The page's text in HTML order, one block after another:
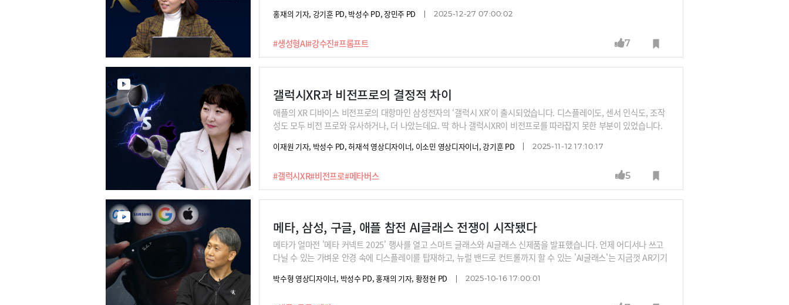
#생성형AI#강수진#프롬프트
것들을 전부 AI가 알아서 해줍니다. 업무 활용도도 매우 높아졌죠.그런데 여기서 만족하면 안 되겠죠. 프롬프팅을 잘 해
반인 수준에서 나노바나나프로를 스마트하게 쓸 수 있는 방법을 쉽게 알려드립니다.
홍재의 기자, 강기훈 PD, 박성수 PD, 장민주 PD 2025-12-27 07:00:02
7
갤럭시XR과 비전프로의 결정적 차이
#갤럭시XR#비전프로#메타버스
애플의 XR 디바이스 비전프로의 대항마인 삼성전자의 ‘갤럭시 XR’이 출시되었습니다. 디스플레이도, 센서 인식도, 조작
성도 모두 비전 프로와 유사하거나, 더 나았는데요. 딱 하나 갤럭시XR이 비전프로를 따라잡지 못한 부분이 있었습니다.
반, 스마트폰 UI를 벗어나지 못했다는 지적이죠. 메타의 XR 디바이스 ‘퀘스트 시리즈’를 한국에 처음 들여왔던 XR 디바
이재원 기자, 박성수 PD, 허재석 영상디자이너, 이소민 영상디자이너, 강기훈 PD 2025-11-12 17:10:17
5
메타, 삼성, 구글, 애플 참전 AI글래스 전쟁이 시작됐다
메타가 얼마전 '메타 커넥트 2025' 행사를 열고 스마트 글래스와 AI글래스 신제품을 발표했습니다. 언제 어디서나 쓰고
다닐 수 있는 가벼운 안경 속에 디스플레이를 탑재하고, 뉴럴 밴드로 컨트롤까지 할 수 있는 'AI글래스'는 지금껏 AR기기
형태의 글래스들을 출시할 것으로 보이는데요, 다 죽은 '메타버스'가 왜 다시 꿈틀거리는 것일까요? 신동형 알서포트 전
박수형 영상디자이너, 박성수 PD, 홍재의 기자, 황정현 PD 2025-10-16 17:00:01